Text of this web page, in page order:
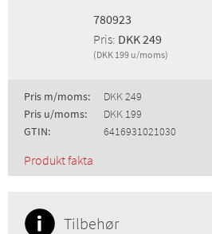
780923
Pris: DKK 249
(DKK 199 u/moms)
Pris m/moms:
DKK 249
Pris u/moms:
DKK 199
GTIN:
6416931021030
Produkt fakta
Tilbehør